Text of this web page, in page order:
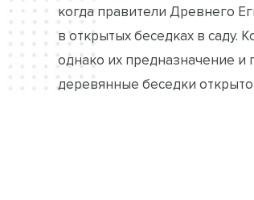
когда правители Древнего
в открытых беседках в саду.
однако их предназначение и
деревянные беседки